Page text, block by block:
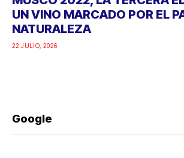
UN VINO MARCADO POR EL
NATURALEZA
22 JULIO, 2026
Google